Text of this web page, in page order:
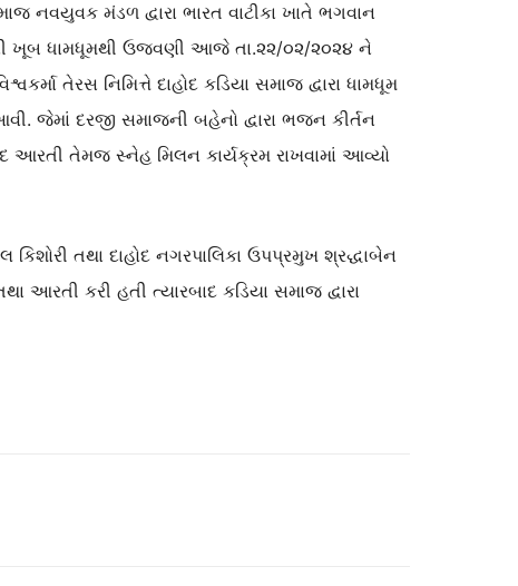
નવયુવક મંડળ દ્વારા ભારત વાટીકા ખાતે ભગવાન
ખૂબ ધામધૂમથી ઉજવણી આજે તા.૨૨/૦૨/૨૦૨૪ ને
તેરસ નિમિત્તે દાહોદ કડિયા સમાજ દ્વારા ધામધૂમ
જેમાં દરજી સમાજની બહેનો દ્વારા ભજન કીર્તન
આરતી તેમજ સ્નેહ મિલન કાર્યક્રમ રાખવામાં આવ્યો
તથા દાહોદ નગરપાલિકા ઉપપ્રમુખ શ્રદ્ધાબેન
આરતી કરી હતી ત્યારબાદ કડિયા સમાજ દ્વારા